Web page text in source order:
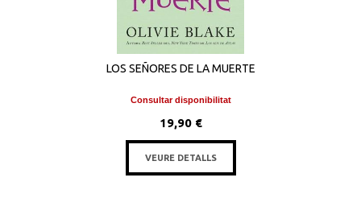
LOS SEÑORES DE LA MUERTE
Consultar disponibilitat
19,90 €
VEURE DETALLS